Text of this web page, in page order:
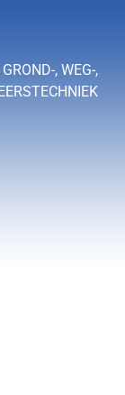
, WEG-,